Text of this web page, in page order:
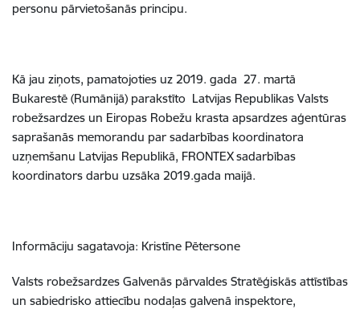
personu pārvietošanās principu.
Kā jau ziņots, pamatojoties uz 2019. gada 27. martā
Bukarestē (Rumānijā) parakstīto Latvijas Republikas Valsts
robežsardzes un Eiropas Robežu krasta apsardzes aģentūras
saprašanās memorandu par sadarbības koordinatora
uzņemšanu Latvijas Republikā, FRONTEX sadarbības
koordinators darbu uzsāka 2019.gada maijā.
Informāciju sagatavoja: Kristīne Pētersone
Valsts robežsardzes Galvenās pārvaldes Stratēģiskās attīstības
un sabiedrisko attiecību nodaļas galvenā inspektore,